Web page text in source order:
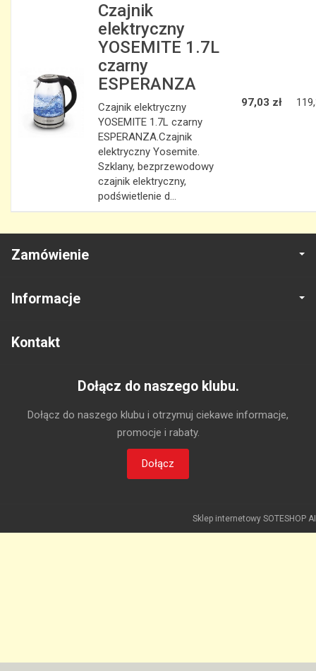
Czajnik
elektryczny
YOSEMITE 1.7L
czarny
ESPERANZA
Czajnik elektryczny
YOSEMITE 1.7L czarny
ESPERANZA.Czajnik
elektryczny Yosemite.
Szklany, bezprzewodowy
czajnik elektryczny,
podświetlenie d...
97,03 zł
Zamówienie
Informacje
Kontakt
Dołącz do naszego klubu.
Dołącz do naszego klubu i otrzymuj ciekawe informacje,
promocje i rabaty.
Dołącz
Sklep internetowy SOTESHOP AI